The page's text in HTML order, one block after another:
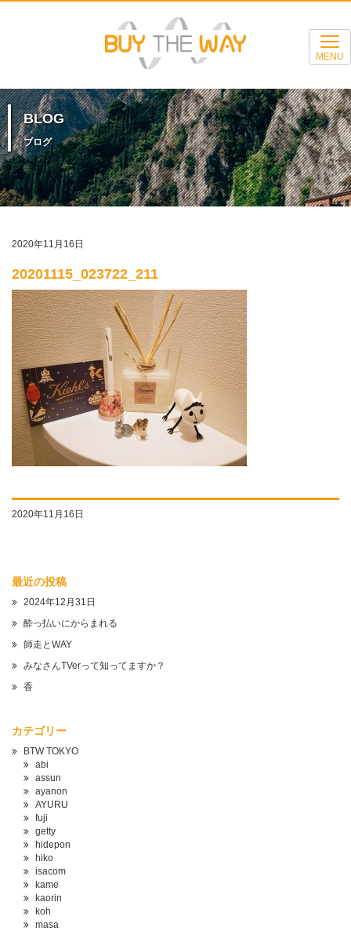
MENU
BLOG
ブログ
2020年11月16日
20201115_023722_211
2020年11月16日
最近の投稿
2024年12月31日
酔っ払いにからまれる
師走とWAY
みなさんTVerって知ってますか？
香
カテゴリー
BTW TOKYO
abi
assun
ayanon
AYURU
fuji
getty
hidepon
hiko
isacom
kame
kaorin
koh
masa